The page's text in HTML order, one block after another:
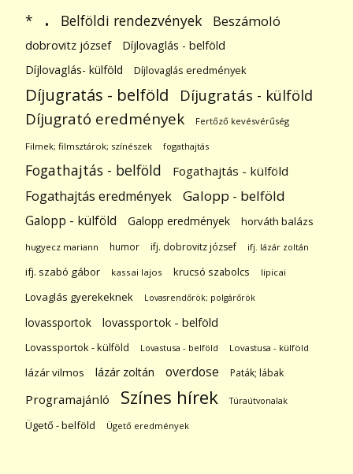
* . Belföldi rendezvények Beszámoló
dobrovitz józsef
Díjlovaglás - belföld
Díjlovaglás- külföld
Díjlovaglás eredmények
Díjugratás - belföld Díjugratás - külföld
Díjugrató eredmények Fertőző kevésvérűség
Filmek; filmsztárok; színészek fogathajtás
Fogathajtás - belföld Fogathajtás - külföld
Fogathajtás eredmények Galopp - belföld
Galopp - külföld Galopp eredmények horváth balázs
hugyecz mariann humor ifj. dobrovitz józsef ifj. lázár zoltán
ifj. szabó gábor kassai lajos krucsó szabolcs lipicai
Lovaglás gyerekeknek Lovasrendőrök; polgárőrök
lovassportok lovassportok - belföld
Lovassportok - külföld Lovastusa - belföld Lovastusa - külföld
lázár vilmos lázár zoltán overdose Paták; lábak
Programajánló Színes hírek Túraútvonalak
Ügető - belföld Ügető eredmények